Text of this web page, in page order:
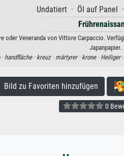
Undatiert · Öl auf Panel
oder Veneranda von Vittore Carpaccio.
Japanpapier.
handfläche · kreuz · märtyrer · krone · Heiliger
zu Favoriten hinzufügen
0